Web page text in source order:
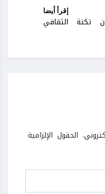
إقرأ أيضا
تكنة الثقافي
الحقول الإلزامية